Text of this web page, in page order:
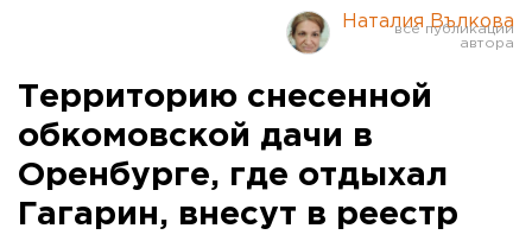
Наталия Вълкова
Территорию снесенной
обкомовской дачи в
Оренбурге, где отдыхал
Гагарин, внесут в реестр